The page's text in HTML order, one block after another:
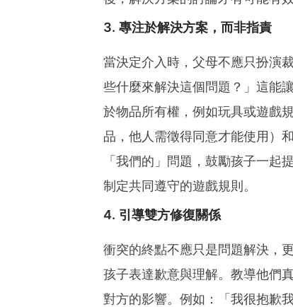
3. 專注於解決方案，而非指責
當決定介入時，父母不應只扮演
些什麼來解決這個問題？」這能
於物品所有權，例如玩具或遊戲
品，他人需徵得同意才能使用）
「我們的」問題，鼓勵孩子一起
制定共同遵守的遊戲規則。
4. 引導雙方修復關係
衝突的終點不應只是問題解決，
孩子表達歉意與理解。教導他們
對方的影響。例如：「我很抱歉